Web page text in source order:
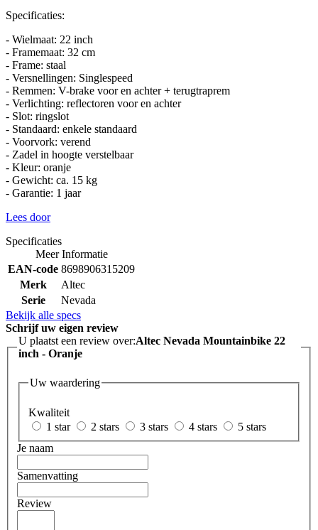
Specificaties:
- Wielmaat: 22 inch
- Framemaat: 32 cm
- Frame: staal
- Versnellingen: Singlespeed
- Remmen: V-brake voor en achter + terugtraprem
- Verlichting: reflectoren voor en achter
- Slot: ringslot
- Standaard: enkele standaard
- Voorvork: verend
- Zadel in hoogte verstelbaar
- Kleur: oranje
- Gewicht: ca. 15 kg
- Garantie: 1 jaar
Lees door
Specificaties
Meer Informatie
EAN-code 8698906315209
Merk
Altec
Serie
Nevada
Bekijk alle specs
Schrijf uw eigen review
U plaatst een review over:Altec Nevada Mountainbike 22
inch - Oranje
Uw waardering
Kwaliteit
1 star
2 stars 3 stars 4 stars
5 stars
Je naam
Samenvatting
Review